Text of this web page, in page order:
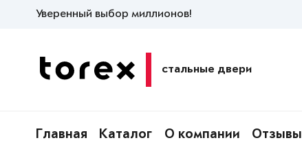
Уверенный выбор миллионов!
стальные двери
Главная Каталог О компании Отзывы